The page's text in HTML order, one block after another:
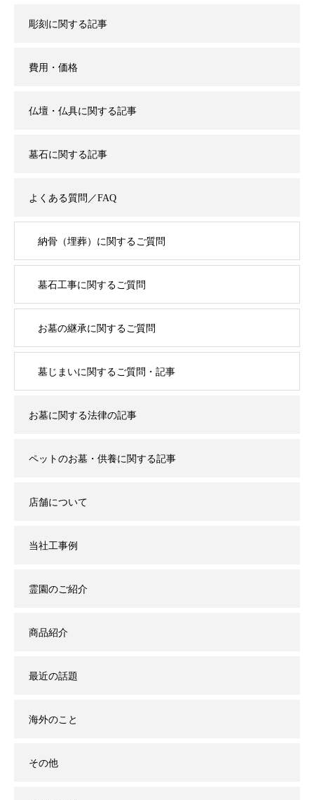
彫刻に関する記事
費用・価格
仏壇・仏具に関する記事
墓石に関する記事
よくある質問／FAQ
納骨（埋葬）に関するご質問
墓石工事に関するご質問
お墓の継承に関するご質問
墓じまいに関するご質問・記事
お墓に関する法律の記事
ペットのお墓・供養に関する記事
店舗について
当社工事例
霊園のご紹介
商品紹介
最近の話題
海外のこと
その他